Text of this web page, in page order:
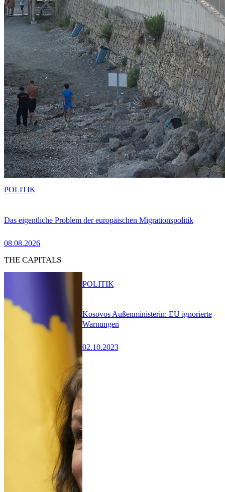
Das eigentliche Problem der europäischen Migrationspolitik
08.08.2026
POLITIK
THE CAPITALS
Kosovos Außenministerin: EU ignorierte
Warnungen
02.10.2023
POLITIK